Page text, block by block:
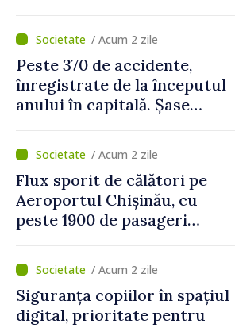
/ Acum 2 zile
Peste 370 de accidente,
înregistrate de la începutul
anului în capitală. Șase
/ Acum 2 zile
Flux sporit de călători pe
Aeroportul Chișinău, cu
peste 1900 de pasageri
de vârf a concediilor
/ Acum 2 zile
Siguranța copiilor în spațiul
digital, prioritate pentru